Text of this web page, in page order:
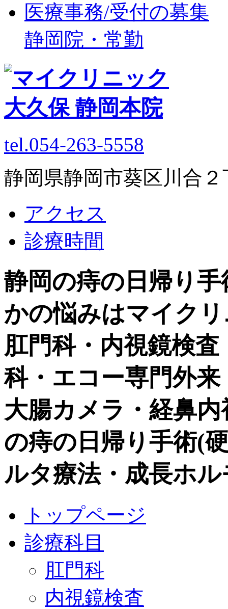
医療事務/受付の募集
静岡院・常勤
tel.054-263-5558
静岡県静岡市葵区川合２
アクセス
診療時間
静岡の痔の日帰り
かの悩みはマイク
肛門科・内視鏡検
科・エコー専門外来
大腸カメラ・経鼻
の痔の日帰り手術(
ルタ療法・成長ホ
トップページ
診療科目
肛門科
内視鏡検査